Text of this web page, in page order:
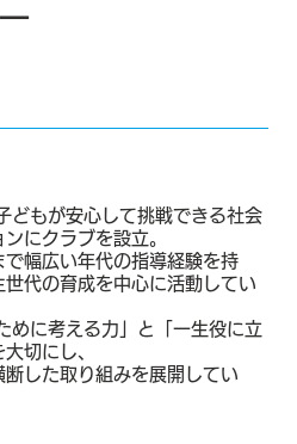
社会に出たときに、仲間と協力しながら
人」になってほしい。
部において公立中学校の部活動地域展
動の地域移行」を実現するための先進
からの信頼を得て、現場の実践とフィ
どもが安心して挑戦できる社会
にクラブを設立。
幅広い年代の指導経験を持
代の育成を中心に活動してい
めに考える力」と「一生役に立
切にし、
した取り組みを展開してい